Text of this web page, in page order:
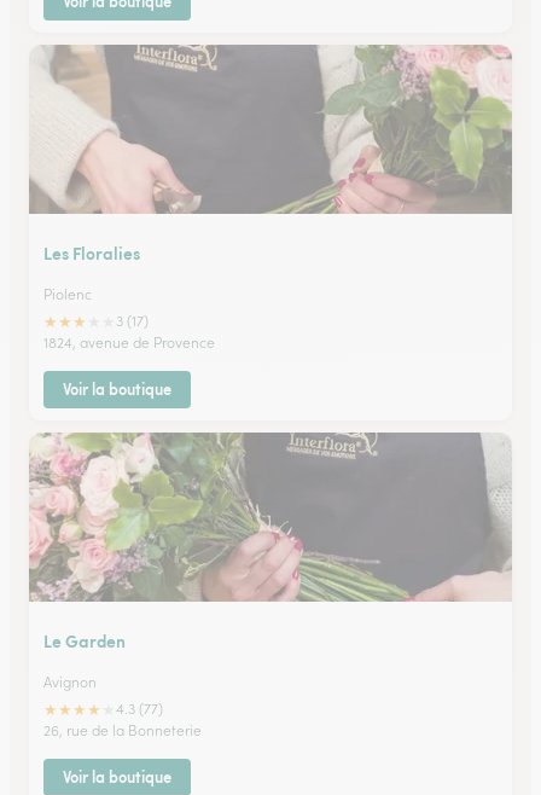
Les Floralies
Piolenc
★★★
3 (17)
1824, avenue de Provence
Voir la boutique
Le Garden
Avignon
★★★★
4.3 (77)
26, rue de la Bonneterie
Voir la boutique